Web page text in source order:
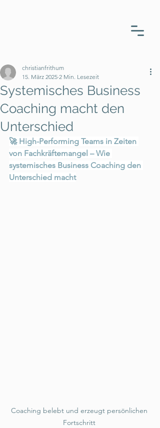
Systemisches Business
Coaching macht den
Unterschied
christianfrithum
15. März 2025 2 Min. Lesezeit
🚀 High-Performing Teams in Zeiten
von Fachkräftemangel – Wie
systemisches Business Coaching den
Unterschied macht
Coaching belebt und erzeugt persönlichen
Fortschritt